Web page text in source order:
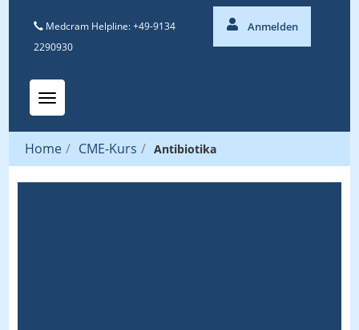
Medcram Helpline: +49-9134
2290930
Anmelden
Toggle navigation
Home / CME-Kurs / Antibiotika